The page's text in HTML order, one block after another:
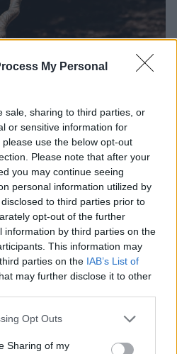
My Personal
sale, sharing to third parties, or
or sensitive information for
use the below opt-out
Please note that after your
you may continue seeing
personal information utilized by
to third parties prior to
opt-out of the further
information by third parties on the
This information may
parties on the IAB’s List of
may further disclose it to other
app uses one or more Google
behaviour. You may click to
Opt Outs
Sharing of my
σπάνιο είδος αντιλόπης σε
το νεκρό ζώο και ένας